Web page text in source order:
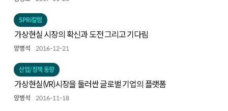
SPRi칼럼
가상현실 시장의 확신과 도전 그리고 기다림
양병석 2016-12-21
산업/정책 동향
가상현실(VR)시장을 둘러싼 글로벌 기업의 플랫폼
양병석 2016-11-18